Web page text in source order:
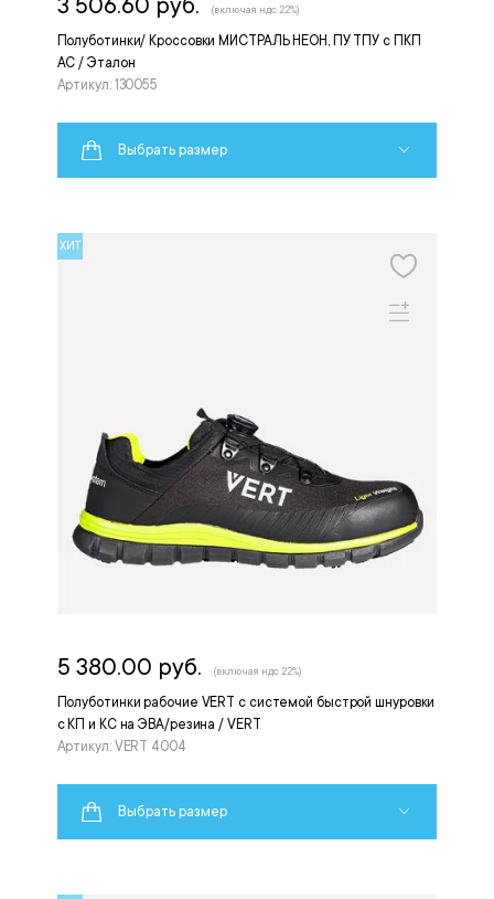
Полуботинки/ Кроссовки МИСТРАЛЬ НЕОН, ПУ ТПУ с ПКП
АС / Эталон
Артикул: 130055
3 506.60 руб. (включая ндс 22%)
Выбрать размер
ХИТ
Полуботинки рабочие VERT с системой быстрой шнуровки
с КП и КС на ЭВА/резина / VERT
Артикул: VERT 4004
5 380.00 руб. (включая ндс 22%)
Выбрать размер